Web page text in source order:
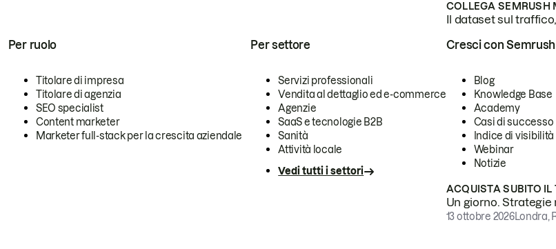
COLLEGA SEMRUSH
Il dataset sul
Per ruolo
Titolare di impresa
Titolare di agenzia
SEO specialist
Content marketer
Marketer full-stack per la crescita aziendale
Per settore
Servizi professionali
Vendita al dettaglio ed e-commerce
Agenzie
SaaS e tecnologie B2B
Sanità
Attività locale
Vedi tutti i settori
Cresci con Semrush
Blog
Knowledge Base
Academy
Casi di successo
Indice di visibilità
Webinar
Notizie
ACQUISTA SUBITO IL
Un giorno.
13 ottobre 2026Londra,